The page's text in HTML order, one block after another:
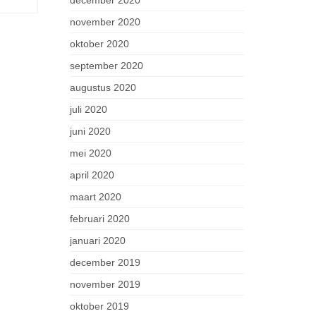
november 2020
oktober 2020
september 2020
augustus 2020
juli 2020
juni 2020
mei 2020
april 2020
maart 2020
februari 2020
januari 2020
december 2019
november 2019
oktober 2019